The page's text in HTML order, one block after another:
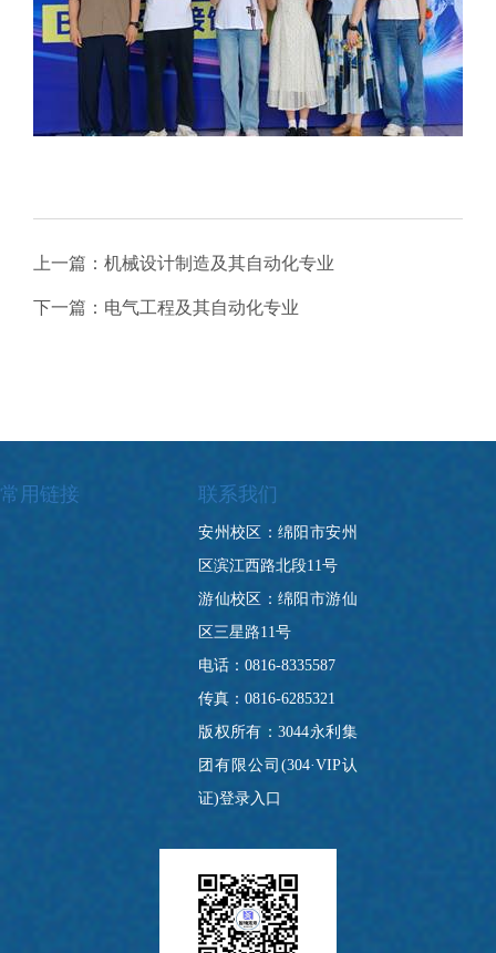
上一篇： 机械设计制造及其自动化专业
下一篇： 电气工程及其自动化专业
常用链接 联系我们
安州校区：绵阳市安州
区滨江西路北段11号
游仙校区：绵阳市游仙
区三星路11号
电话：0816-8335587
传真：0816-6285321
版权所有：3044永利集
团有限公司(304·VIP认
证)登录入口